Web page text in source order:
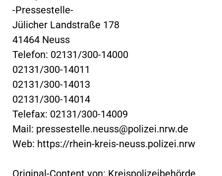
-Pressestelle-
Jülicher Landstraße 178
41464 Neuss
Telefon: 02131/300-14000
02131/300-14011
02131/300-14013
02131/300-14014
Telefax: 02131/300-14009
Mail: pressestelle.neuss@polizei.nrw.de
Web: https://rhein-kreis-neuss.polizei.nrw
Original-Content von: Kreispolizeibehörde